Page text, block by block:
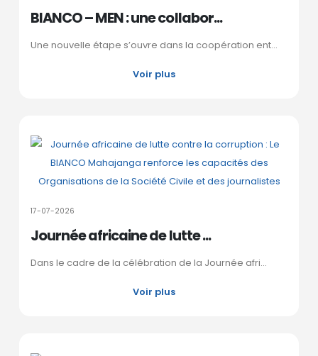
BIANCO – MEN : une collabor...
Une nouvelle étape s’ouvre dans la coopération ent...
Voir plus
17-07-2026
Journée africaine de lutte ...
Dans le cadre de la célébration de la Journée afri...
Voir plus